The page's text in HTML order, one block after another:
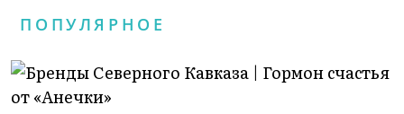
ПОПУЛЯРНОЕ